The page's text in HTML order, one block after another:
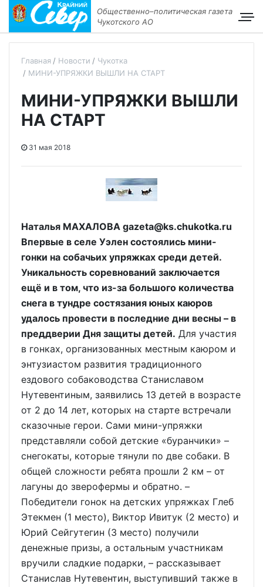
Общественно–политическая газета
Чукотского АО
Главная Новости
Чукотка
МИНИ-УПРЯЖКИ ВЫШЛИ НА СТАРТ
МИНИ-УПРЯЖКИ ВЫШЛИ
НА СТАРТ
31 мая 2018
Наталья МАХАЛОВА gazeta@ks.chukotka.ru
Впервые в селе Уэлен состоялись мини-
гонки на собачьих упряжках среди детей.
Уникальность соревнований заключается
ещё и в том, что из-за большого количества
снега в тундре состязания юных каюров
удалось провести в последние дни весны – в
преддверии Дня защиты детей. Для участия
в гонках, организованных местным каюром и
энтузиастом развития традиционного
ездового собаководства Станиславом
Нутевентиным, заявились 13 детей в возрасте
от 2 до 14 лет, которых на старте встречали
сказочные герои. Сами мини-упряжки
представляли собой детские «буранчики» –
снегокаты, которые тянули по две собаки. В
общей сложности ребята прошли 2 км – от
лагуны до зверофермы и обратно. –
Победители гонок на детских упряжках Глеб
Этекмен (1 место), Виктор Ивитук (2 место) и
Юрий Сейгутегин (3 место) получили
денежные призы, а остальным участникам
вручили сладкие подарки, – рассказывает
Станислав Нутевентин, выступивший также в